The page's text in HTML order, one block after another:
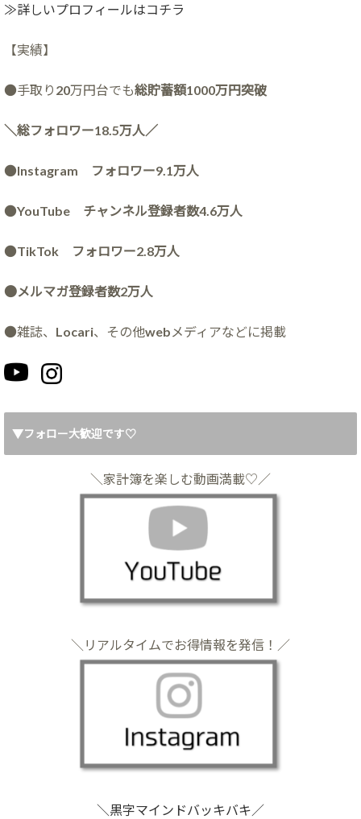
≫詳しいプロフィールはコチラ
【実績】
●手取り20万円台でも総貯蓄額1000万円突破
＼総フォロワー18.5万人／
●Instagram フォロワー9.1万人
●YouTube チャンネル登録者数4.6万人
●TikTok フォロワー2.8万人
●メルマガ登録者数2万人
●雑誌、Locari、その他webメディアなどに掲載
▼フォロー大歓迎です♡
＼家計簿を楽しむ動画満載♡／
＼リアルタイムでお得情報を発信！／
＼黒字マインドバッキバキ／